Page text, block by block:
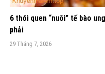
6 thói quen “nuôi” tế bào
phải
29 Tháng 7, 2026